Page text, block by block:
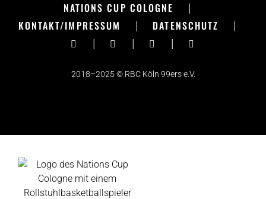
NATIONS CUP COLOGNE
|
KONTAKT/IMPRESSUM
| DATENSCHUTZ
|
|
| |
2018–2025 © RBC Köln 99ers e.V.